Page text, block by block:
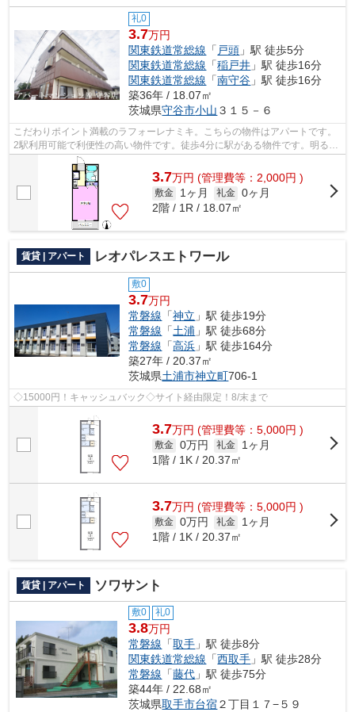
礼0
3.7万円
関東鉄道常総線 「 戸頭 」駅 徒歩5分
関東鉄道常総線 「稲戸井 」駅 徒歩16分
関東鉄道常総線 「南守谷 」駅 徒歩16分
築36年 / 18.07㎡
茨城県守谷市小山 ３１５－６
こだわりポイント満載のラフォーレナミキ。こちらの物件はアパートです。
2駅利用可能で利便性の高い物件です。徒歩4分に駅がある物件です。明るい
スタッフ、明るい店内。アパートマン...
3.7万円 (管理費等：2,000円 )
敷金 1ヶ月 礼金 0ヶ月
2階 / 1R / 18.07㎡
賃貸 | アパート レオパレスエトワール
敷0
3.7万円
常磐線 「神立 」駅 徒歩19分
常磐線 「土浦 」駅 徒歩68分
常磐線 「高浜 」駅 徒歩164分
築27年 / 20.37㎡
茨城県土浦市神立町706-1
◇15000円！キャッシュバック◇サイト経由限定！8/末まで
3.7万円 (管理費等：5,000円 )
敷金 0万円 礼金
1ヶ月
1階 / 1K / 20.37㎡
3.7万円 (管理費等：5,000円 )
敷金 0万円 礼金
1ヶ月
1階 / 1K / 20.37㎡
賃貸 | アパート ソワサント
敷0 礼0
3.8万円
常磐線 「取手 」駅 徒歩8分
関東鉄道常総線 「西取手 」駅 徒歩28分
常磐線 「藤代 」駅 徒歩75分
築44年 / 22.68㎡
茨城県取手市台宿２丁目１７−５９